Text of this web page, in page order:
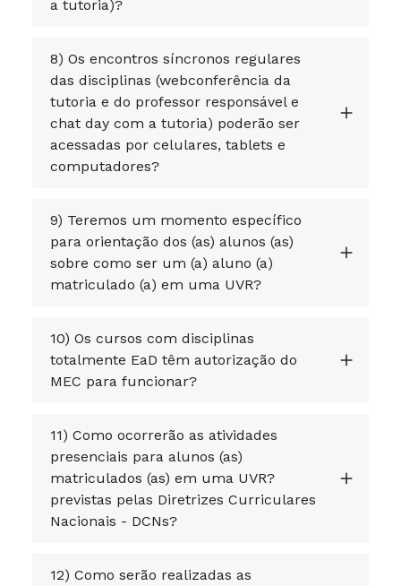
a tutoria)?
8) Os encontros síncronos regulares
das disciplinas (webconferência da
tutoria e do professor responsável e
chat day com a tutoria) poderão ser
acessadas por celulares, tablets e
computadores?
9) Teremos um momento específico
para orientação dos (as) alunos (as)
sobre como ser um (a) aluno (a)
matriculado (a) em uma UVR?
10) Os cursos com disciplinas
totalmente EaD têm autorização do
MEC para funcionar?
11) Como ocorrerão as atividades
presenciais para alunos (as)
matriculados (as) em uma UVR?
previstas pelas Diretrizes Curriculares
Nacionais - DCNs?
12) Como serão realizadas as